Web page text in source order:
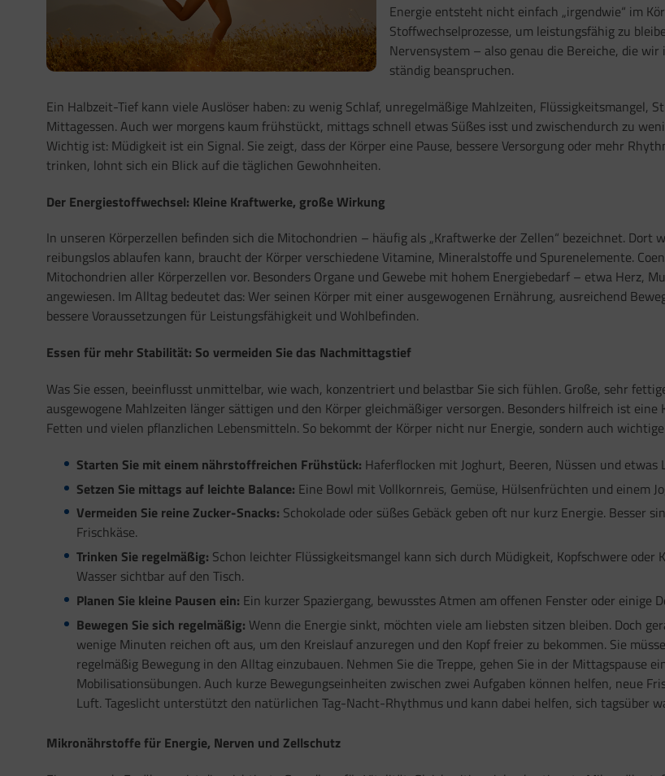
Energie entsteht nicht einfach „irgendwie“ im
Stoffwechselprozesse, um leistungsfähig zu
Nervensystem – also genau die Bereiche, die
ständig beanspruchen.
Ein Halbzeit-Tief kann viele Auslöser haben: zu wenig Schlaf, unregelmäßige Mahlzeiten, Flüssigkeitsmangel,
Mittagessen. Auch wer morgens kaum frühstückt, mittags schnell etwas Süßes isst und zwischendurch zu
Wichtig ist: Müdigkeit ist ein Signal. Sie zeigt, dass der Körper eine Pause, bessere Versorgung oder mehr
trinken, lohnt sich ein Blick auf die täglichen Gewohnheiten.
Der Energiestoffwechsel: Kleine Kraftwerke, große Wirkung
In unseren Körperzellen befinden sich die Mitochondrien – häufig als „Kraftwerke der Zellen“ bezeichnet.
reibungslos ablaufen kann, braucht der Körper verschiedene Vitamine, Mineralstoffe und Spurenelemente.
Mitochondrien aller Körperzellen vor. Besonders Organe und Gewebe mit hohem Energiebedarf – etwa Herz,
angewiesen. Im Alltag bedeutet das: Wer seinen Körper mit einer ausgewogenen Ernährung, ausreichend
bessere Voraussetzungen für Leistungsfähigkeit und Wohlbefinden.
Essen für mehr Stabilität: So vermeiden Sie das Nachmittagstief
Was Sie essen, beeinflusst unmittelbar, wie wach, konzentriert und belastbar Sie sich fühlen. Große, sehr
ausgewogene Mahlzeiten länger sättigen und den Körper gleichmäßiger versorgen. Besonders hilfreich ist
Fetten und vielen pflanzlichen Lebensmitteln. So bekommt der Körper nicht nur Energie, sondern auch
Starten Sie mit einem nährstoffreichen Frühstück: Haferflocken mit Joghurt, Beeren, Nüssen und
Setzen Sie mittags auf leichte Balance: Eine Bowl mit Vollkornreis, Gemüse, Hülsenfrüchten und einem
Vermeiden Sie reine Zucker-Snacks: Schokolade oder süßes Gebäck geben oft nur kurz Energie.
Frischkäse.
Trinken Sie regelmäßig: Schon leichter Flüssigkeitsmangel kann sich durch Müdigkeit, Kopfschwere
Wasser sichtbar auf den Tisch.
Planen Sie kleine Pausen ein: Ein kurzer Spaziergang, bewusstes Atmen am offenen Fenster oder einige
Bewegen Sie sich regelmäßig: Wenn die Energie sinkt, möchten viele am liebsten sitzen bleiben. Doch
wenige Minuten reichen oft aus, um den Kreislauf anzuregen und den Kopf freier zu bekommen. Sie
regelmäßig Bewegung in den Alltag einzubauen. Nehmen Sie die Treppe, gehen Sie in der Mittagspause
Mobilisationsübungen. Auch kurze Bewegungseinheiten zwischen zwei Aufgaben können helfen, neue
Luft. Tageslicht unterstützt den natürlichen Tag-Nacht-Rhythmus und kann dabei helfen, sich tagsüber
Mikronährstoffe für Energie, Nerven und Zellschutz